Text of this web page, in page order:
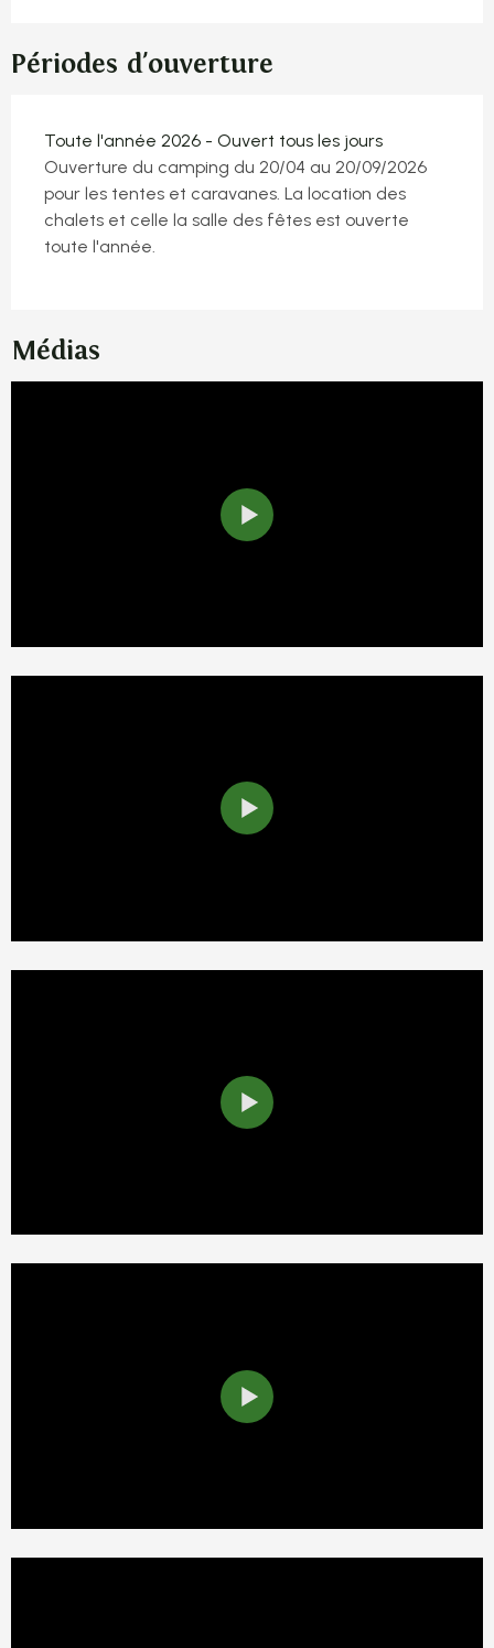
Périodes d'ouverture
Toute l'année 2026 - Ouvert tous les jours
Ouverture du camping du 20/04 au 20/09/2026
pour les tentes et caravanes. La location des
chalets et celle la salle des fêtes est ouverte
toute l'année.
Médias